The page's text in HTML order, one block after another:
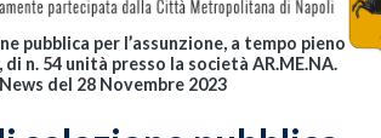
pubblica per l’assunzione, a tempo pieno
n. 54 unità presso la società AR.ME.NA.
del 28 Novembre 2023